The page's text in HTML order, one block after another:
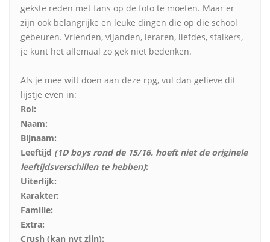
gekste reden met fans op de foto te moeten. Maar er
zijn ook belangrijke en leuke dingen die op die school
gebeuren. Vrienden, vijanden, leraren, liefdes, stalkers,
je kunt het allemaal zo gek niet bedenken.
Als je mee wilt doen aan deze rpg, vul dan gelieve dit
lijstje even in:
Rol:
Naam:
Bijnaam:
Leeftijd (1D boys rond de 15/16. hoeft niet de originele
leeftijdsverschillen te hebben):
Uiterlijk:
Karakter:
Familie:
Extra:
Crush (kan nvt zijn):